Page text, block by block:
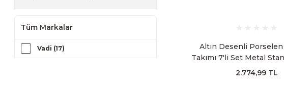
Tüm Markalar
Vadi (17)
Altın Desenli
Takımı 7'li Set Metal
Saklama
2.774,99 TL